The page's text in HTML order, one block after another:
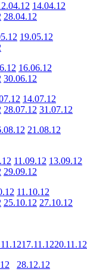
14.04.12
28.04.12
19.05.12
16.06.12
30.06.12
14.07.12
28.07.12 31.07.12
21.08.12
11.09.12 13.09.12
29.09.12
11.10.12
25.10.12 27.10.12
17.11.1220.11.12
28.12.12